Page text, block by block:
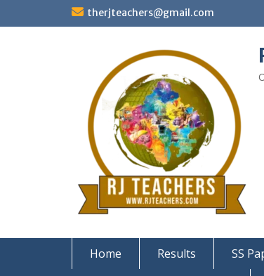
therjteachers@gmail.com
Home Results SS